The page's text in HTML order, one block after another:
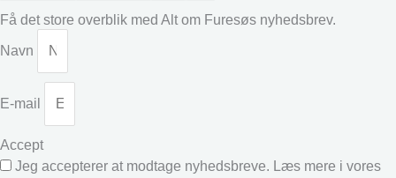
Få det store overblik med Alt om Furesøs nyhedsbrev.
Navn
E-mail
Accept
Jeg accepterer at modtage nyhedsbreve. Læs mere i vores